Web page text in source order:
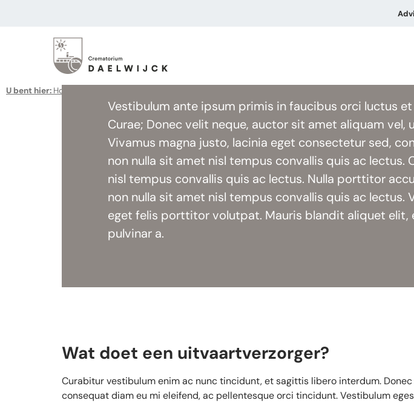
U bent hier: Home
Informatie voor
Vestibulum ante ipsum primis in faucibus orci luctus
Curae; Donec velit neque, auctor sit amet aliquam vel,
Vivamus magna justo, lacinia eget consectetur sed,
non nulla sit amet nisl tempus convallis quis ac lectus.
nisl tempus convallis quis ac lectus. Nulla porttitor
non nulla sit amet nisl tempus convallis quis ac
eget felis porttitor volutpat. Mauris blandit aliquet elit,
pulvinar a.
Wat doet een uitvaartverzorger?
Curabitur vestibulum enim ac nunc tincidunt, et sagittis libero interdum.
consequat diam eu mi eleifend, ac pellentesque orci tincidunt. Vestibulum